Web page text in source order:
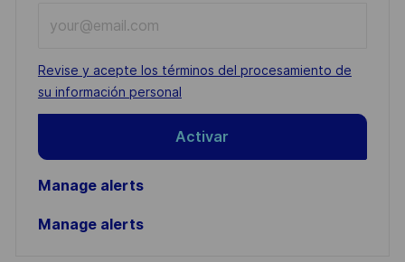
Email
address
(Required)
Required
Revise y acepte los términos del procesamiento de
su información personal
Activar
Manage alerts
Manage alerts